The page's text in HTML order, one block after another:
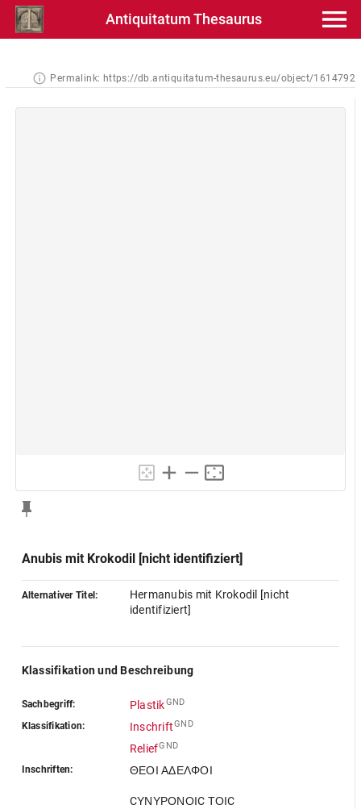
Antiquitatum Thesaurus
Permalink: https://db.antiquitatum-thesaurus.eu/object/1614792
Anubis mit Krokodil [nicht identifiziert]
Alternativer Titel:
Hermanubis mit Krokodil [nicht
identifiziert]
Klassifikation und Beschreibung
Sachbegriff: PlastikGND
Klassifikation: InschriftGND
ReliefGND
Inschriften: ΘΕΟΙ ΑΔΕΛΦΟΙ
CΥΝΥΡΟΝΟΙC ΤΟΙC